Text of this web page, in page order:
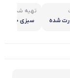
شده
تهیه شده
سبزی جنوب